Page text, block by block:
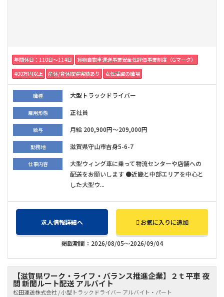
年間休日：110日〜114日
貨物自動車運送事業安全性評価事業制度（Gマーク）
400万円以上
産休/育休取得実績あり 女性活躍の職場
職種 大型トラックドライバー
雇用形態 正社員
給与 月給 200,900円～209,000円
勤務地 滋賀県守山市吉身5-6-7
仕事内容
大型ウィング車に乗って物流センターや店舗への
配送をお願いします ●近畿と中部エリアを中心と
した大型ウ...
求人情報詳細へ お気に入りに追加
掲載期間：2026/08/05～2026/09/04
【滋賀県ワーク・ライフ・バランス推進企業】２ｔ平車 夜
間 新聞ルート配送 アルバイト
松田運送株式会社 / 小型トラックドライバー アルバイト・パート